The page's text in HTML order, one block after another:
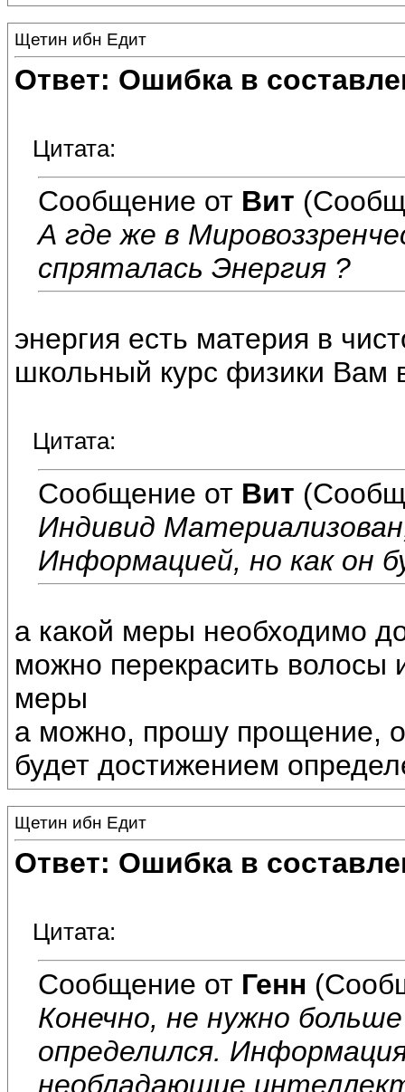
Щетин ибн Едит
Ответ: Ошибка в
Цитата:
Сообщение от Вит
А где же в
спряталась Энергия ?
энергия есть материя в
школьный курс физики Вам
Цитата:
Сообщение от Вит
Индивид
Информацией, но как он
а какой меры необходимо
можно перекрасить волосы
меры
а можно, прошу прощение,
будет достижением
Щетин ибн Едит
Ответ: Ошибка в
Цитата:
Сообщение от Генн
Конечно, не нужно
определился.
необладаюшие